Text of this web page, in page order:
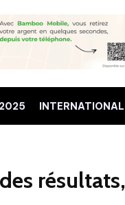
INTERNATIONAL
résultats,